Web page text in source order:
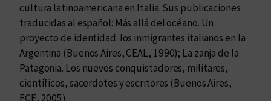
cultura latinoamericana en Italia. Sus publicaciones
traducidas al español: Más allá del océano. Un
proyecto de identidad: los inmigrantes italianos en la
Argentina (Buenos Aires, CEAL, 1990); La zanja de la
Patagonia. Los nuevos conquistadores, militares,
científicos, sacerdotes y escritores (Buenos Aires,
FCE, 2005).